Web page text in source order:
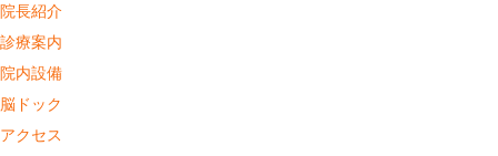
院長紹介
診療案内
院内設備
脳ドック
アクセス